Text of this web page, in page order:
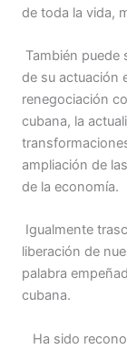
de toda la vida,
También puede
de su actuación
renegociación
cubana, la
ampliación de
de la economía.
Igualmente
liberación de
palabra
cubana.
Ha sido